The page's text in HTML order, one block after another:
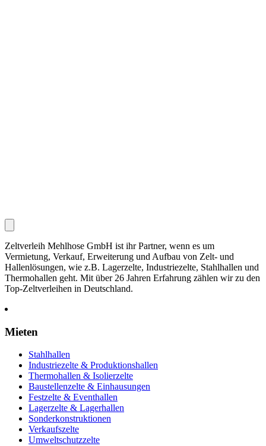
Zeltverleih Mehlhose GmbH ist ihr Partner, wenn es um
Vermietung, Verkauf, Erweiterung und Aufbau von Zelt- und
Hallenlösungen, wie z.B. Lagerzelte, Industriezelte, Stahlhallen und
Thermohallen geht. Mit über 26 Jahren Erfahrung zählen wir zu den
Top-Zeltverleihen in Deutschland.
Mieten
Stahlhallen
Industriezelte & Produktionshallen
Thermohallen & Isolierzelte
Baustellenzelte & Einhausungen
Festzelte & Eventhallen
Lagerzelte & Lagerhallen
Sonderkonstruktionen
Verkaufszelte
Umweltschutzzelte